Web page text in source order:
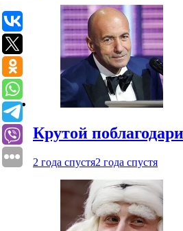
Крутой
2 года спустя2 года спустя